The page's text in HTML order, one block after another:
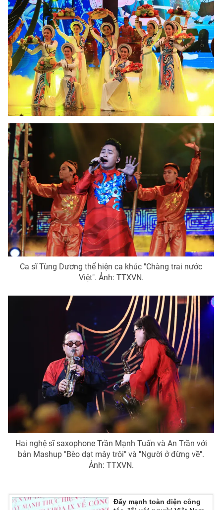
Ca sĩ Tùng Dương thể hiện ca khúc "Chàng trai nước
Việt". Ảnh: TTXVN.
Hai nghệ sĩ saxophone Trần Mạnh Tuấn và An Trần với
bản Mashup "Bèo dạt mây trôi" và "Người ở đừng về".
Ảnh: TTXVN.
Đẩy mạnh toàn diện công